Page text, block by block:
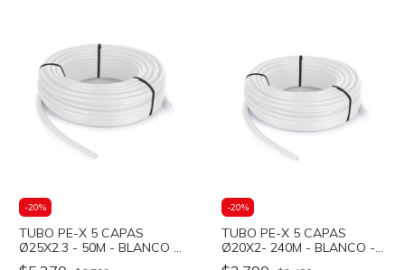
-20%
TUBO PE-X 5 CAPAS
Ø25X2.3 - 50M - BLANCO -
Peisa
-20%
TUBO PE-X 5 CAPAS
Ø20X2- 240M - BLANCO -
Peisa